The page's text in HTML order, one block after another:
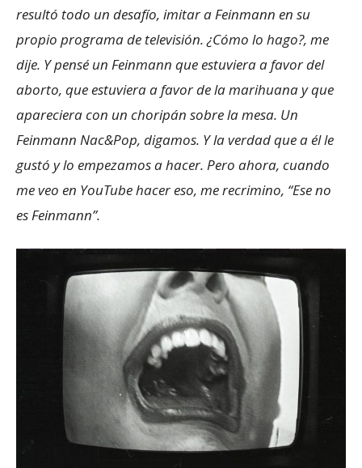
resultó todo un desafío, imitar a Feinmann en su
propio programa de televisión. ¿Cómo lo hago?, me
dije. Y pensé un Feinmann que estuviera a favor del
aborto, que estuviera a favor de la marihuana y que
apareciera con un choripán sobre la mesa. Un
Feinmann Nac&Pop, digamos. Y la verdad que a él le
gustó y lo empezamos a hacer. Pero ahora, cuando
me veo en YouTube hacer eso, me recrimino, “Ese no
es Feinmann”.